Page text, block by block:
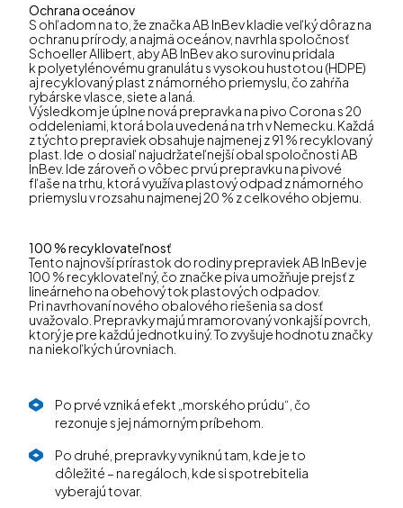
Ochrana oceánov
S ohľadom na to, že značka AB InBev kladie veľký dôraz na
ochranu prírody, a najmä oceánov, navrhla spoločnosť
Schoeller Allibert, aby AB InBev ako surovinu pridala
k polyetylénovému granulátu s vysokou hustotou (HDPE)
aj recyklovaný plast z námorného priemyslu, čo zahŕňa
rybárske vlasce, siete a laná.
Výsledkom je úplne nová prepravka na pivo Corona s 20
oddeleniami, ktorá bola uvedená na trh v Nemecku. Každá
z týchto prepraviek obsahuje najmenej z 91 % recyklovaný
plast. Ide o dosiaľ najudržateľnejší obal spoločnosti AB
InBev. Ide zároveň o vôbec prvú prepravku na pivové
fľaše na trhu, ktorá využíva plastový odpad z námorného
priemyslu v rozsahu najmenej 20 % z celkového objemu.
100 % recyklovateľnosť
Tento najnovší prírastok do rodiny prepraviek AB InBev je
100 % recyklovateľný, čo značke piva umožňuje prejsť z
lineárneho na obehový tok plastových odpadov.
Pri navrhovaní nového obalového riešenia sa dosť
uvažovalo. Prepravky majú mramorovaný vonkajší povrch,
ktorý je pre každú jednotku iný. To zvyšuje hodnotu značky
na niekoľkých úrovniach.
Po prvé vzniká efekt „morského prúdu“, čo
rezonuje s jej námorným príbehom.
Po druhé, prepravky vyniknú tam, kde je to
dôležité – na regáloch, kde si spotrebitelia
vyberajú tovar.